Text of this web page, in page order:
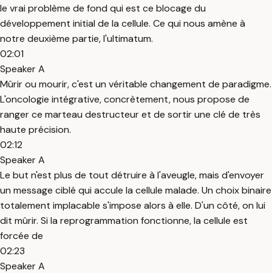
le vrai problème de fond qui est ce blocage du
développement initial de la cellule. Ce qui nous amène à
notre deuxième partie, l'ultimatum.
02:01
Speaker A
Mûrir ou mourir, c'est un véritable changement de paradigme.
L'oncologie intégrative, concrètement, nous propose de
ranger ce marteau destructeur et de sortir une clé de très
haute précision.
02:12
Speaker A
Le but n'est plus de tout détruire à l'aveugle, mais d'envoyer
un message ciblé qui accule la cellule malade. Un choix binaire
totalement implacable s'impose alors à elle. D'un côté, on lui
dit mûrir. Si la reprogrammation fonctionne, la cellule est
forcée de
02:23
Speaker A